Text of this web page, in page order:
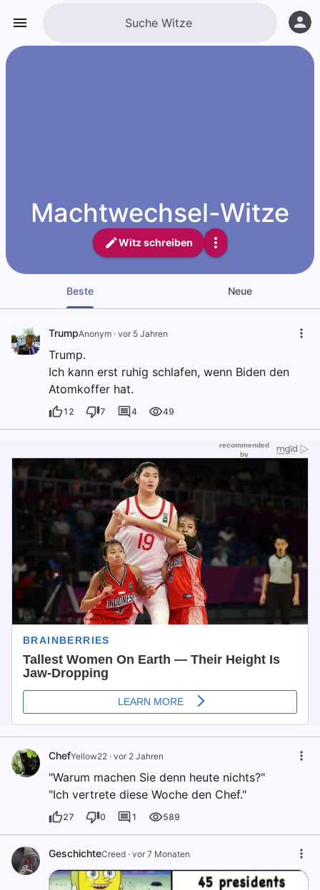
Machtwechsel-Witze
Witz schreiben
Beste Neue
TrumpAnonym · vor 5 Jahren
Trump.
Ich kann erst ruhig schlafen, wenn Biden den
Atomkoffer hat.
12 7 4 49
ChefYellow22 · vor 2 Jahren
"Warum machen Sie denn heute nichts?"
"Ich vertrete diese Woche den Chef."
27 0 1 589
GeschichteCreed · vor 7 Monaten